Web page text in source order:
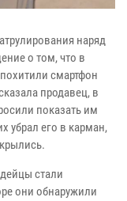
наряд
о том, что в
смартфон
продавец, в
показать им
убрал его в карман,
стали
они обнаружили